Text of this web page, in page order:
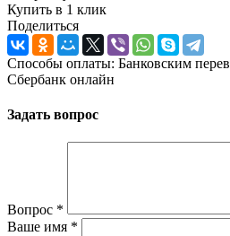
Купить в 1 клик
Поделиться
Способы оплаты: Банковским
Сбербанк онлайн
Задать вопрос
Вопрос *
Ваше имя *